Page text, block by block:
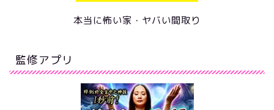
本当に怖い家・ヤバい間取り
監修アプリ